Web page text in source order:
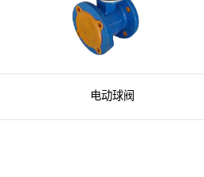
电动球阀